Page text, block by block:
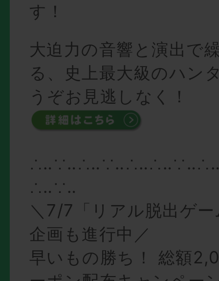
す！
大迫力の音響と演出で
る、史上最大級のハン
うぞお見逃しなく！
∴‥∵‥
＼7/7「リアル脱出ゲ
企画も進行中／
早いもの勝ち！ 総額